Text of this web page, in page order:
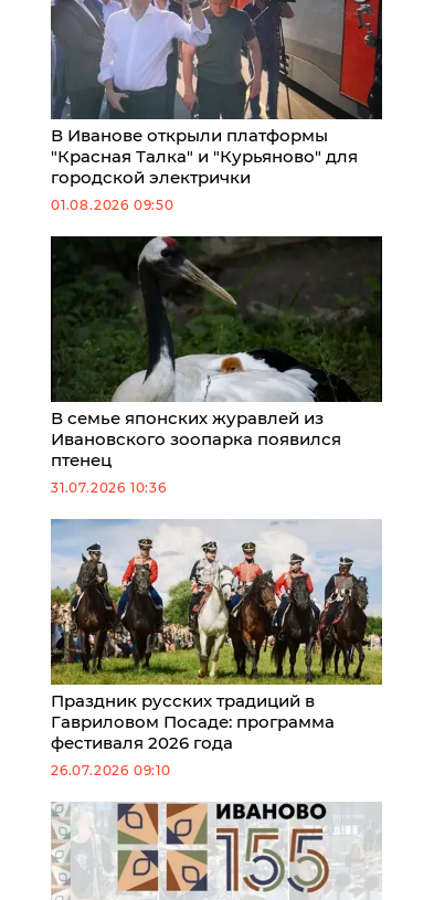
В Иванове открыли платформы
"Красная Талка" и "Курьяново" для
городской электрички
01.08.2026 09:50
В семье японских журавлей из
Ивановского зоопарка появился
птенец
31.07.2026 10:36
Праздник русских традиций в
Гавриловом Посаде: программа
фестиваля 2026 года
26.07.2026 09:10